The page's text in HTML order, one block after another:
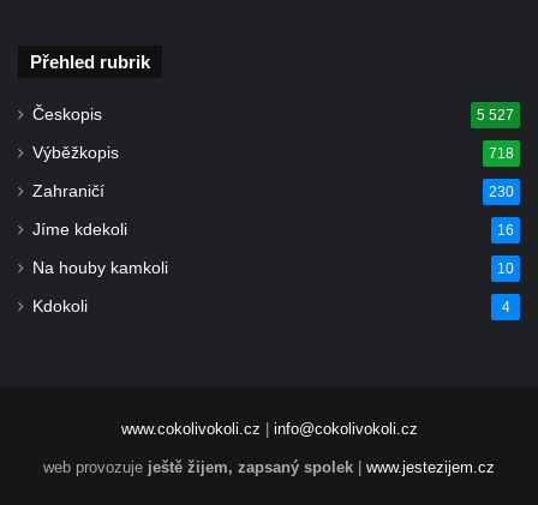
Přehled rubrik
Českopis 5 527
Výběžkopis 718
Zahraničí 230
Jíme kdekoli 16
Na houby kamkoli 10
Kdokoli 4
www.cokolivokoli.cz info@cokolivokoli.cz
web provozuje ještě žijem, zapsaný spolek www.jestezijem.cz